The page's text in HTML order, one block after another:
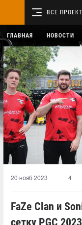
ВСЕ
ГЛАВНАЯ НОВОСТИ
20 нояб 2023 4
FaZe Clan и
сетку PGC 2023